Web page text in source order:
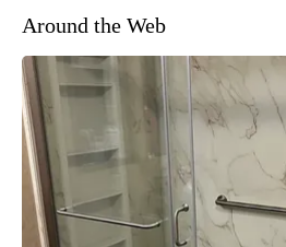
Around the Web